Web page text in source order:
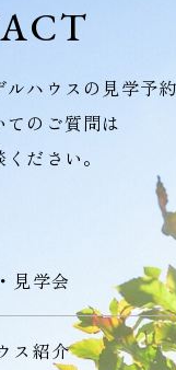
ハウスの見学予約
のご質問は
ださい。
見学会
ス紹介